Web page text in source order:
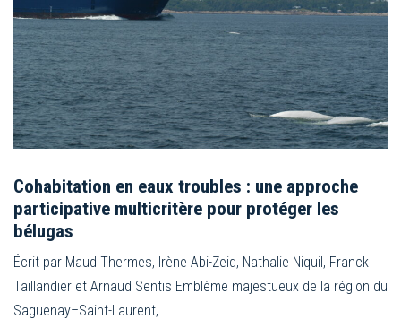
Cohabitation en eaux troubles : une approche
participative multicritère pour protéger les
bélugas
Écrit par Maud Thermes, Irène Abi-Zeid, Nathalie Niquil, Franck
Taillandier et Arnaud Sentis Emblème majestueux de la région du
Saguenay–Saint-Laurent,…